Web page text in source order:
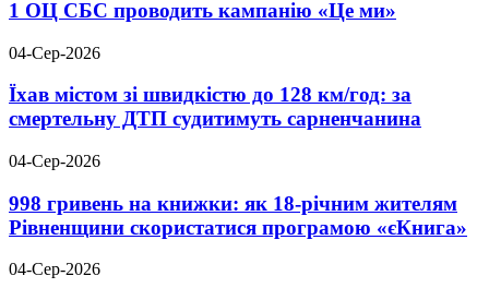
1 ОЦ СБС проводить кампанію «Це ми»
04-Сер-2026
Їхав містом зі швидкістю до 128 км/год: за
смертельну ДТП судитимуть сарненчанина
04-Сер-2026
998 гривень на книжки: як 18-річним жителям
Рівненщини скористатися програмою «єКнига»
04-Сер-2026